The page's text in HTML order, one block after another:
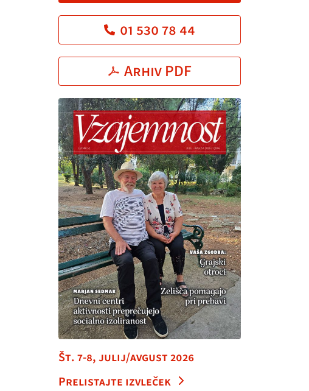
01 530 78 44
Arhiv PDF
Št. 7-8, julij/avgust 2026
Prelistajte izvleček